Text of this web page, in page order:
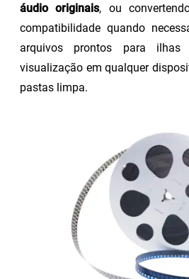
áudio originais, ou
compatibilidade quando
arquivos prontos para
visualização em qualquer
pastas limpa.